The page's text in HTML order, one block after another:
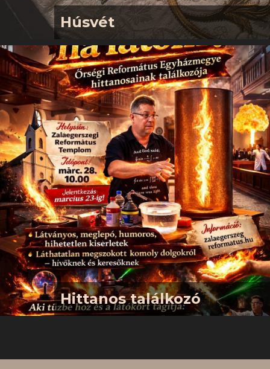
Húsvét
Kedves Gyülekezetünk, tisztelt
Vendégeink! Nagypéntek – hálaadás a
Messiás Jézus értünk vállalt
áldozatáértHúsvét – Jézus Krisztus
feltámadásának örömünnepe
Nagyheti istentiszteleteink már fenn
a templomtérben lesznek.
Nagypénteken és Húsvét vasárnapján
megterítjük az Úrasztalát. Vasárnap
pedig az istentisztelettel
párhuzamosan gyermek-
istentisztelet is lesz a
kisebbeknek.Április 3., 10 óra
Nagypénteki úrvacsorás
istentisztelet Április 5., 10 óra
Húsvéti úrvacsorás…
Hittanos találkozó